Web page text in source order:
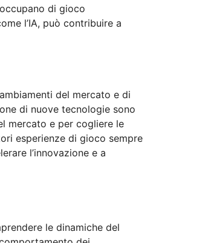
di gioco
l’IA, può contribuire a
del mercato e di
di nuove tecnologie sono
mercato e per cogliere le
esperienze di gioco sempre
l’innovazione e a
le dinamiche del